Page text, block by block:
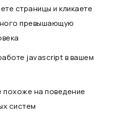
страницы и кликаете
превышающую
javascript в вашем
похоже на поведение
систем